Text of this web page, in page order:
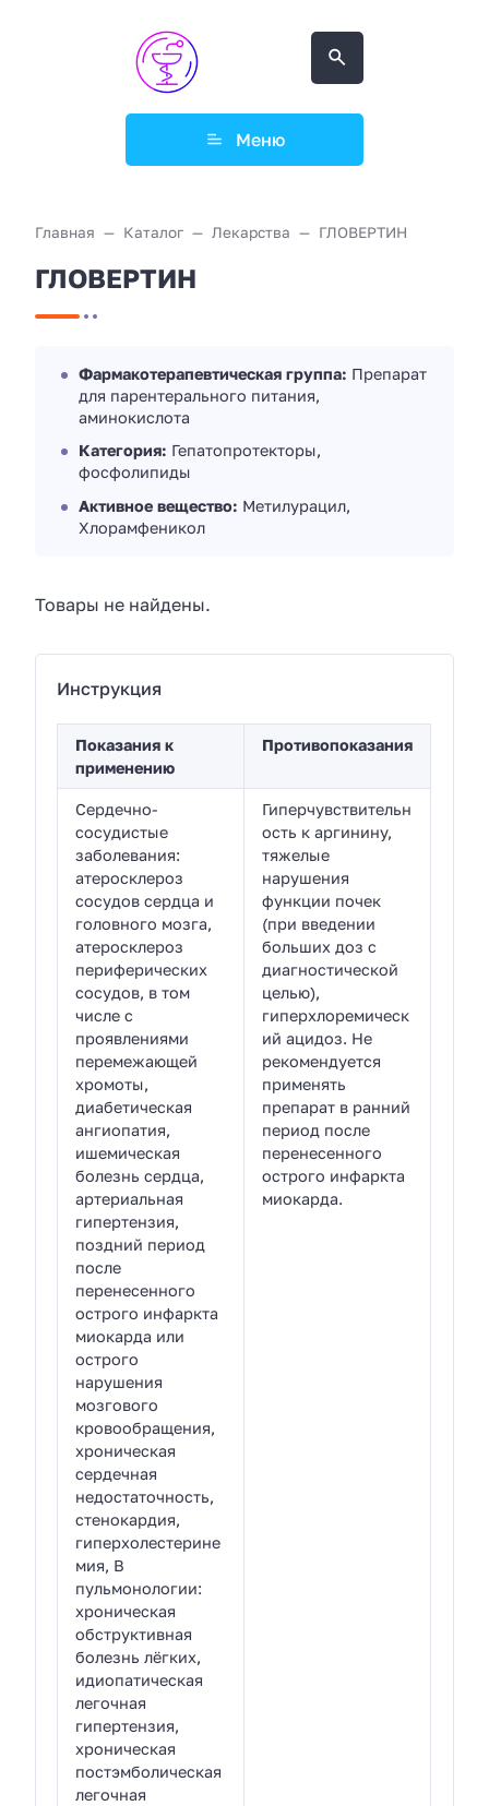
Меню
Главная Каталог Лекарства ГЛОВЕРТИН
ГЛОВЕРТИН
Фармакотерапевтическая группа: Препарат
для парентерального питания,
аминокислота
Категория: Гепатопротекторы,
фосфолипиды
Активное вещество: Метилурацил,
Хлорамфеникол
Товары не найдены.
Инструкция
Показания к
применению
Противопоказания
Сердечно-
сосудистые
заболевания:
атеросклероз
сосудов сердца и
головного мозга,
атеросклероз
периферических
сосудов, в том
числе с
проявлениями
перемежающей
хромоты,
диабетическая
ангиопатия,
ишемическая
болезнь сердца,
артериальная
гипертензия,
поздний период
после
перенесенного
острого инфаркта
миокарда или
острого
нарушения
мозгового
кровообращения,
хроническая
сердечная
недостаточность,
стенокардия,
гиперхолестерине
мия, В
пульмонологии:
хроническая
обструктивная
болезнь лёгких,
идиопатическая
легочная
гипертензия,
хроническая
постэмболическая
легочная
Гиперчувствительн
ость к аргинину,
тяжелые
нарушения
функции почек
(при введении
больших доз с
диагностической
целью),
гиперхлоремическ
ий ацидоз. Не
рекомендуется
применять
препарат в ранний
период после
перенесенного
острого инфаркта
миокарда.